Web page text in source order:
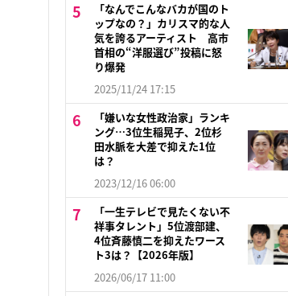
「なんでこんなバカが国のト
ップなの？」カリスマ的な人
気を誇るアーティスト 高市
首相の“洋服選び”投稿に怒
り爆発
2025/11/24 17:15
「嫌いな女性政治家」ランキ
ング…3位生稲晃子、2位杉
田水脈を大差で抑えた1位
は？
2023/12/16 06:00
「一生テレビで見たくない不
祥事タレント」5位渡部建、
4位斉藤慎二を抑えたワース
ト3は？【2026年版】
2026/06/17 11:00